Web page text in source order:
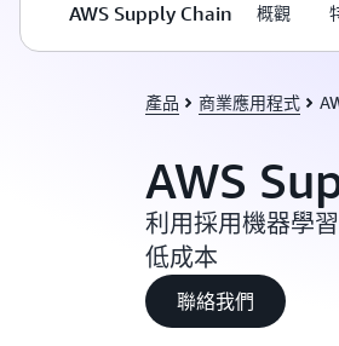
AWS Supply Chain 概觀
產品 商業應用程式
AWS
利用採用機器學
低成本
聯絡我們